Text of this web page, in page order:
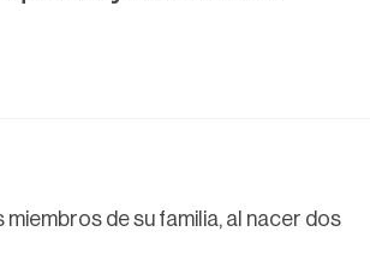
de su familia, al nacer dos